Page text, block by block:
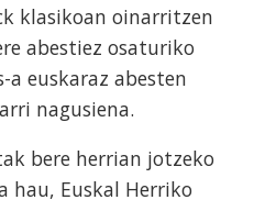
klasikoan oinarritzen
abestiez osaturiko
euskaraz abesten
nagusiena.
bere herrian jotzeko
hau, Euskal Herriko